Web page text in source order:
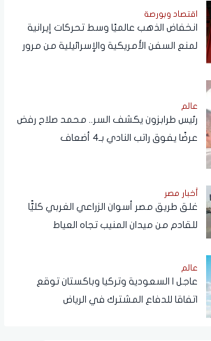
اقتصاد وبورصة
انخفاض الذهب عالميًا وسط تحركات إيرانية
لمنع السفن الأمريكية والإسرائيلية من مرور
عالم
رئيس طرابزون يكشف السر.. محمد صلاح رفض
عرضًا يفوق راتب النادي بـ4 أضعاف
أخبار مصر
غلق طريق مصر أسوان الزراعي الغربي كليًّا
للقادم من ميدان المنيب تجاه العياط
عالم
عاجل | السعودية وتركيا وباكستان توقع
اتفاقا للدفاع المشترك في الرياض